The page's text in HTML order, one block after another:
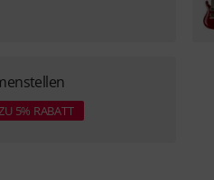
5% RABATT